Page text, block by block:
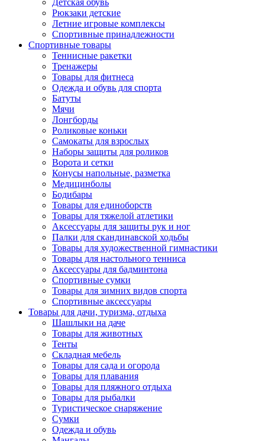
Детская обувь
Рюкзаки детские
Летние игровые комплексы
Спортивные принадлежности
Спортивные товары
Теннисные ракетки
Тренажеры
Товары для фитнеса
Одежда и обувь для спорта
Батуты
Мячи
Лонгборды
Роликовые коньки
Самокаты для взрослых
Наборы защиты для роликов
Ворота и сетки
Конусы напольные, разметка
Медицинболы
Бодибары
Товары для единоборств
Товары для тяжелой атлетики
Аксессуары для защиты рук и ног
Палки для скандинавской ходьбы
Товары для художественной гимнастики
Товары для настольного тенниса
Аксессуары для бадминтона
Спортивные сумки
Товары для зимних видов спорта
Спортивные аксессуары
Товары для дачи, туризма, отдыха
Шашлыки на даче
Товары для животных
Тенты
Складная мебель
Товары для сада и огорода
Товары для плавания
Товары для пляжного отдыха
Товары для рыбалки
Туристическое снаряжение
Сумки
Одежда и обувь